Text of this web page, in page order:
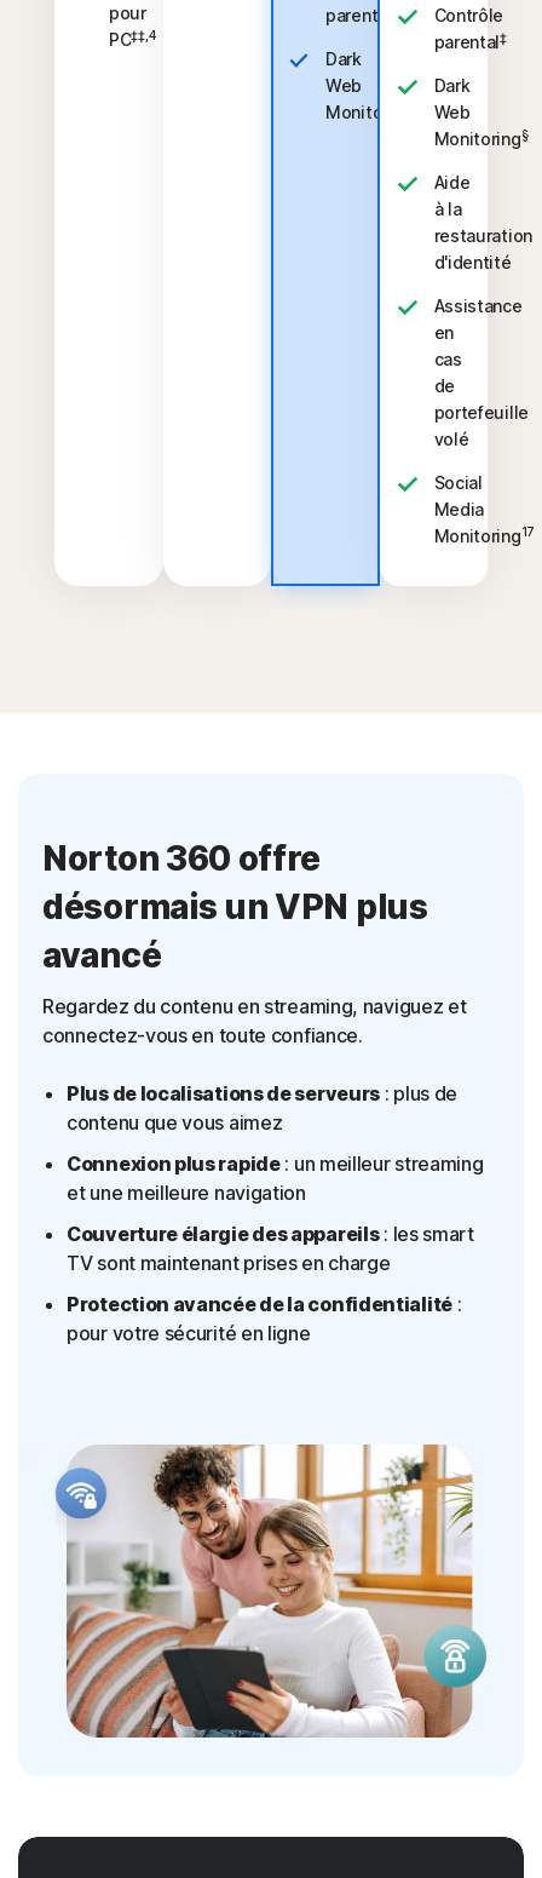
pour
PC‡‡,4
parental
Dark
Web
Monitoring
Contrôle
parental‡
Dark
Web
Monitoring§
Aide
à la
restauration
d'identité
Assistance
en
cas
de
portefeuille
volé
Social
Media
Monitoring17
Norton 360 offre
désormais un VPN plus
avancé
Regardez du contenu en streaming, naviguez et
connectez-vous en toute confiance.
Plus de localisations de serveurs : plus de
contenu que vous aimez
Connexion plus rapide: un meilleur streaming
et une meilleure navigation
Couverture élargie des appareils: les smart
TV sont maintenant prises en charge
Protection avancée de la confidentialité :
pour votre sécurité en ligne